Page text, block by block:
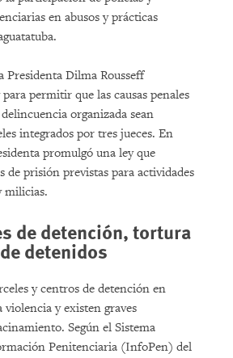
en abusos y prácticas
Presidenta Dilma Rousseff
permitir que las causas penales
organizada sean
integrados por tres jueces. En
promulgó una ley que
de prisión previstas para actividades
milicias.
de detención, tortura
detenidos
y centros de detención en
violencia y existen graves
Según el Sistema
Penitenciaria (InfoPen) del